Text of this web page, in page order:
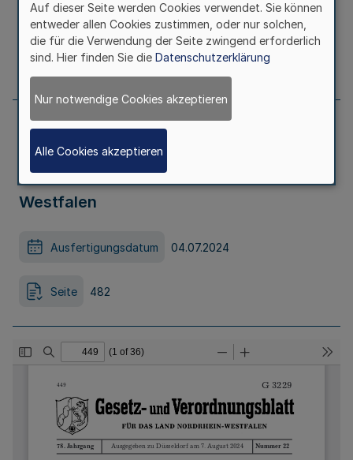
Ausfertigungsdatum 25.07.2024
Seite 477
Einundzwanzigste Satzung zur Änderung
der Satzung der Unfallkasse Nordrhein-
Westfalen
Ausfertigungsdatum 04.07.2024
Seite 482
Auf dieser Seite werden Cookies verwendet. Sie können
entweder allen Cookies zustimmen, oder nur solchen,
die für die Verwendung der Seite zwingend erforderlich
sind. Hier finden Sie die Datenschutzerklärung
Nur notwendige Cookies akzeptieren
Alle Cookies akzeptieren